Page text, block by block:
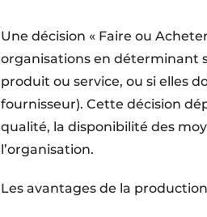
Une décision « Faire ou
organisations en déterminant
produit ou service, ou si elles
fournisseur). Cette décision
qualité, la disponibilité des
l’organisation.
Les avantages de la